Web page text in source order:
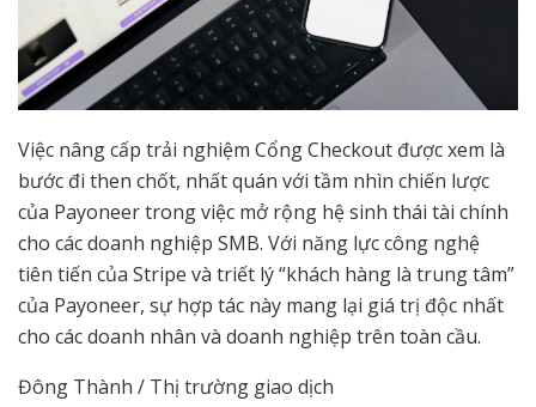
Việc nâng cấp trải nghiệm Cổng Checkout được xem là
bước đi then chốt, nhất quán với tầm nhìn chiến lược
của Payoneer trong việc mở rộng hệ sinh thái tài chính
cho các doanh nghiệp SMB. Với năng lực công nghệ
tiên tiến của Stripe và triết lý “khách hàng là trung tâm”
của Payoneer, sự hợp tác này mang lại giá trị độc nhất
cho các doanh nhân và doanh nghiệp trên toàn cầu.
Đông Thành / Thị trường giao dịch